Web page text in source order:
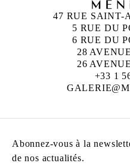
47 RUE SAINT-
5 RUE DU
6 RUE DU
28
26
+33 1
Abonnez-vous à la
de nos actualités.